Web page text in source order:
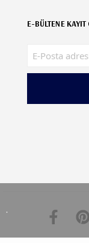
.
E-BÜLTENE KAYIT